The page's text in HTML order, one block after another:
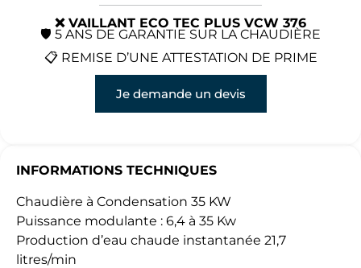
❌ VAILLANT ECO TEC PLUS VCW 376
🛡️ 5 ANS DE GARANTIE SUR LA CHAUDIÈRE
📋 REMISE D’UNE ATTESTATION DE PRIME
Je demande un devis
INFORMATIONS TECHNIQUES
Chaudière à Condensation 35 KW
Puissance modulante : 6,4 à 35 Kw
Production d’eau chaude instantanée 21,7
litres/min